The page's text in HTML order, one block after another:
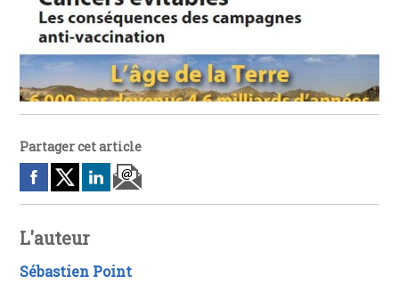
Partager cet article
L'auteur
Sébastien Point